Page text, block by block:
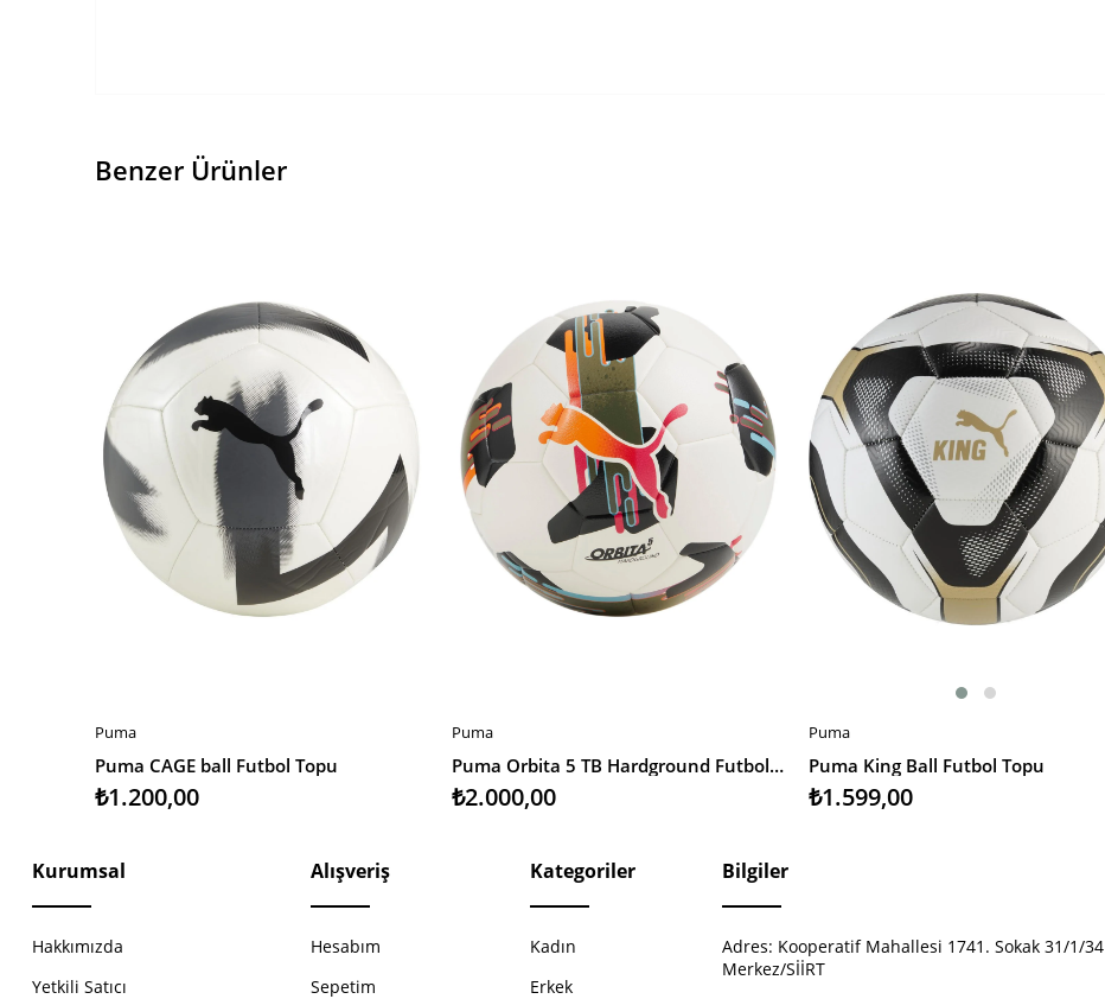
Benzer Ürünler
SEPETE EKLE
Puma
Puma CAGE ball Futbol Topu
₺1.200,00
SEPETE EKLE
Puma
Puma Orbita 5 TB Hardground Futbol Topu
₺2.000,00
SEPETE EKLE
Puma
Puma King Ball Futbol Topu
₺1.599,00
Kurumsal
Hakkımızda
Yetkili Satıcı
Alışveriş
Hesabım
Sepetim
Kategoriler
Kadın
Erkek
Bilgiler
Adres: Kooperatif Mahallesi 1741. Sokak 31/1/34
Merkez/SİİRT